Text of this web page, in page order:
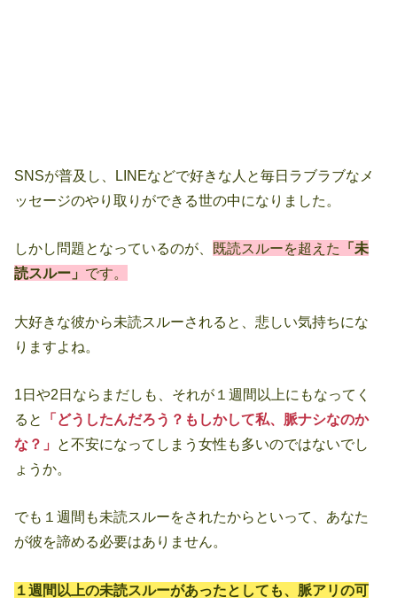
SNSが普及し、LINEなどで好きな人と毎日ラブラブなメ
ッセージのやり取りができる世の中になりました。
しかし問題となっているのが、 既読スルーを超えた
「未
読スルー」 です。
大好きな彼から未読スルーされると、悲しい気持ちにな
りますよね。
1日や2日ならまだしも、それが１週間以上にもなってく
ると
「どうしたんだろう？もしかして私、脈ナシなのか
な？」 と不安になってしまう女性も多いのではないでし
ょうか。
でも１週間も未読スルーをされたからといって、あなた
が彼を諦める必要はありません。
１週間以上の未読スルーがあったとしても、脈アリの可